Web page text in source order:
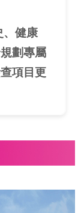
、健康
劃專屬
項目更